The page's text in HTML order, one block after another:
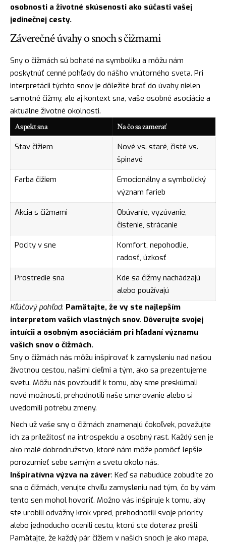
osobnosti a životné skúsenosti ako súčasti vašej
jedinečnej cesty.
Záverečné úvahy o snoch s čižmami
Sny o čižmách sú bohaté na symboliku a môžu nám
poskytnúť cenné pohľady do nášho vnútorného sveta. Pri
interpretácii týchto snov je dôležité brať do úvahy nielen
samotné čižmy, ale aj kontext sna, vaše osobné asociácie a
aktuálne životné okolnosti.
Aspekt sna Na čo sa zamerať
Stav čižiem
Nové vs. staré, čisté vs.
špinavé
Farba čižiem
Emocionálny a symbolický
význam farieb
Akcia s čižmami
Obúvanie, vyzúvanie,
čistenie, strácanie
Pocity v sne
Komfort, nepohodlie,
radosť, úzkosť
Prostredie sna
Kde sa čižmy nachádzajú
alebo používajú
Kľúčový pohľad: Pamätajte, že vy ste najlepším
interpretom vašich vlastných snov. Dôverujte svojej
intuícii a osobným asociáciám pri hľadaní významu
vašich snov o čižmách.
Sny o čižmách nás môžu inšpirovať k zamysleniu nad našou
životnou cestou, našimi cieľmi a tým, ako sa prezentujeme
svetu. Môžu nás povzbudiť k tomu, aby sme preskúmali
nové možnosti, prehodnotili naše smerovanie alebo si
uvedomili potrebu zmeny.
Nech už vaše sny o čižmách znamenajú čokoľvek, považujte
ich za príležitosť na introspekciu a osobný rast. Každý sen je
ako malé dobrodružstvo, ktoré nám môže pomôcť lepšie
porozumieť sebe samým a svetu okolo nás.
Inšpiratívna výzva na záver: Keď sa nabudúce zobudíte zo
sna o čižmách, venujte chvíľu zamysleniu nad tým, čo by vám
tento sen mohol hovoriť. Možno vás inšpiruje k tomu, aby
ste urobili odvážny krok vpred, prehodnotili svoje priority
alebo jednoducho ocenili cestu, ktorú ste doteraz prešli.
Pamätajte, že každý pár čižiem v našich snoch je ako mapa,